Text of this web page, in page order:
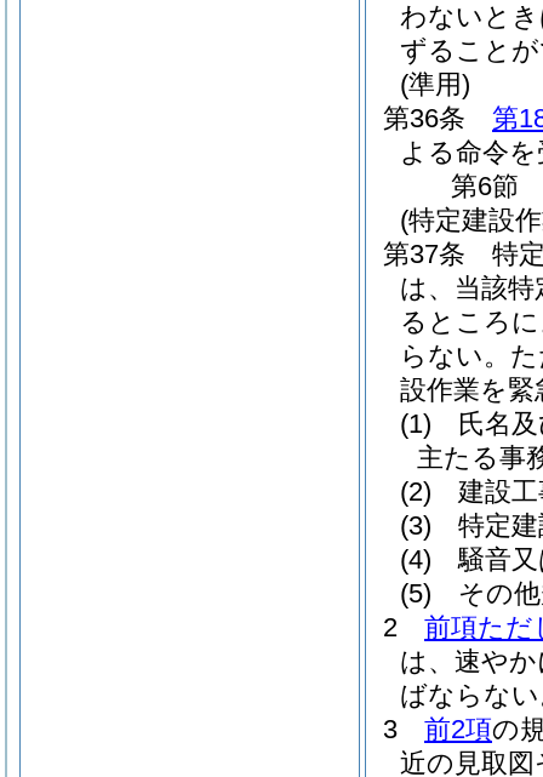
わないと
ずること
(準用)
第36条
第
よる命令
第6節
(特定建設
第37条
特
は、当該
るところ
らない。
設作業を
(1)
氏名
主たる事
(2)
建設
(3)
特定
(4)
騒音
(5)
その
2
前項ただ
は、速や
ばならな
3
前2項の
近の見取